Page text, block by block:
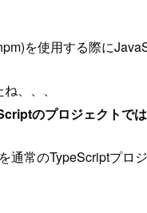
を使用する際に
、、、
のプロジェクトでは
通常のTypeScriptプロ